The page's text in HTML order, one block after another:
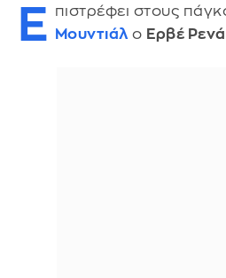
Ε πιστρέφει στους
Μουντιάλ ο Ερβέ